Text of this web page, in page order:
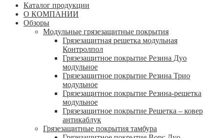
Каталог продукции
О КОМПАНИИ
Обзоры
Модульные грязезащитные покрытия
Грязезащитная решетка модульная
Контролпол
Грязезащитное покрытие Резина Дуо
модульное
Грязезащитное покрытие Резина Трио
модульное
Грязезащитное покрытие Резина-решетка
модульное
Грязезащитное покрытие Решетка – ковер
антикаблук
Грязезащитные покрытия тамбура